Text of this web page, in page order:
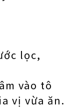
lọc,
vào tô
vị vừa ăn.